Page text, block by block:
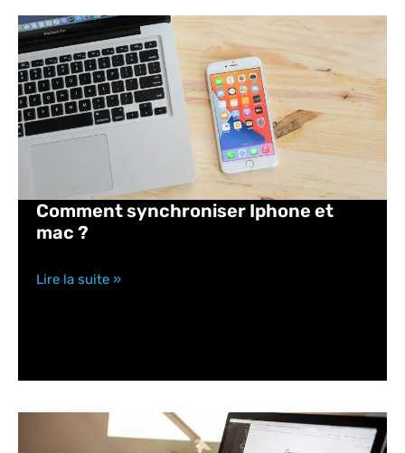
Comment synchroniser Iphone et
mac ?
Lire la suite »